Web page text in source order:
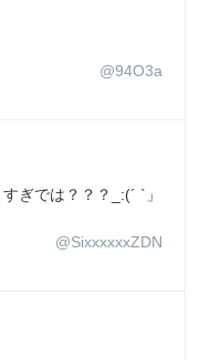
@94O3a
ぎでは？？？_:(´ `」
@SixxxxxxZDN